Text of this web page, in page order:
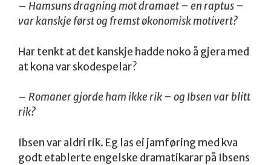
– Hamsuns dragning mot dramaet – en raptus –
var kanskje først og fremst økonomisk motivert?
Har tenkt at det kanskje hadde noko å gjera med
at kona var skodespelar?
– Romaner gjorde ham ikke rik – og Ibsen var blitt
rik?
Ibsen var aldri rik. Eg las ei jamføring med kva
godt etablerte engelske dramatikarar på Ibsens